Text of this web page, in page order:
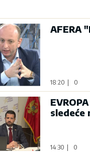
AFERA
18:20 0
sledeće
14:30 0